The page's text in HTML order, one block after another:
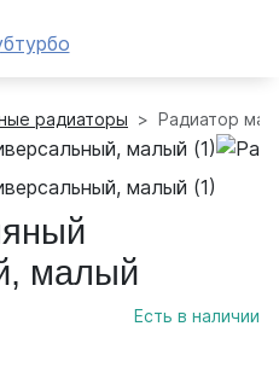
радиаторы Радиатор
малый
Есть в наличии